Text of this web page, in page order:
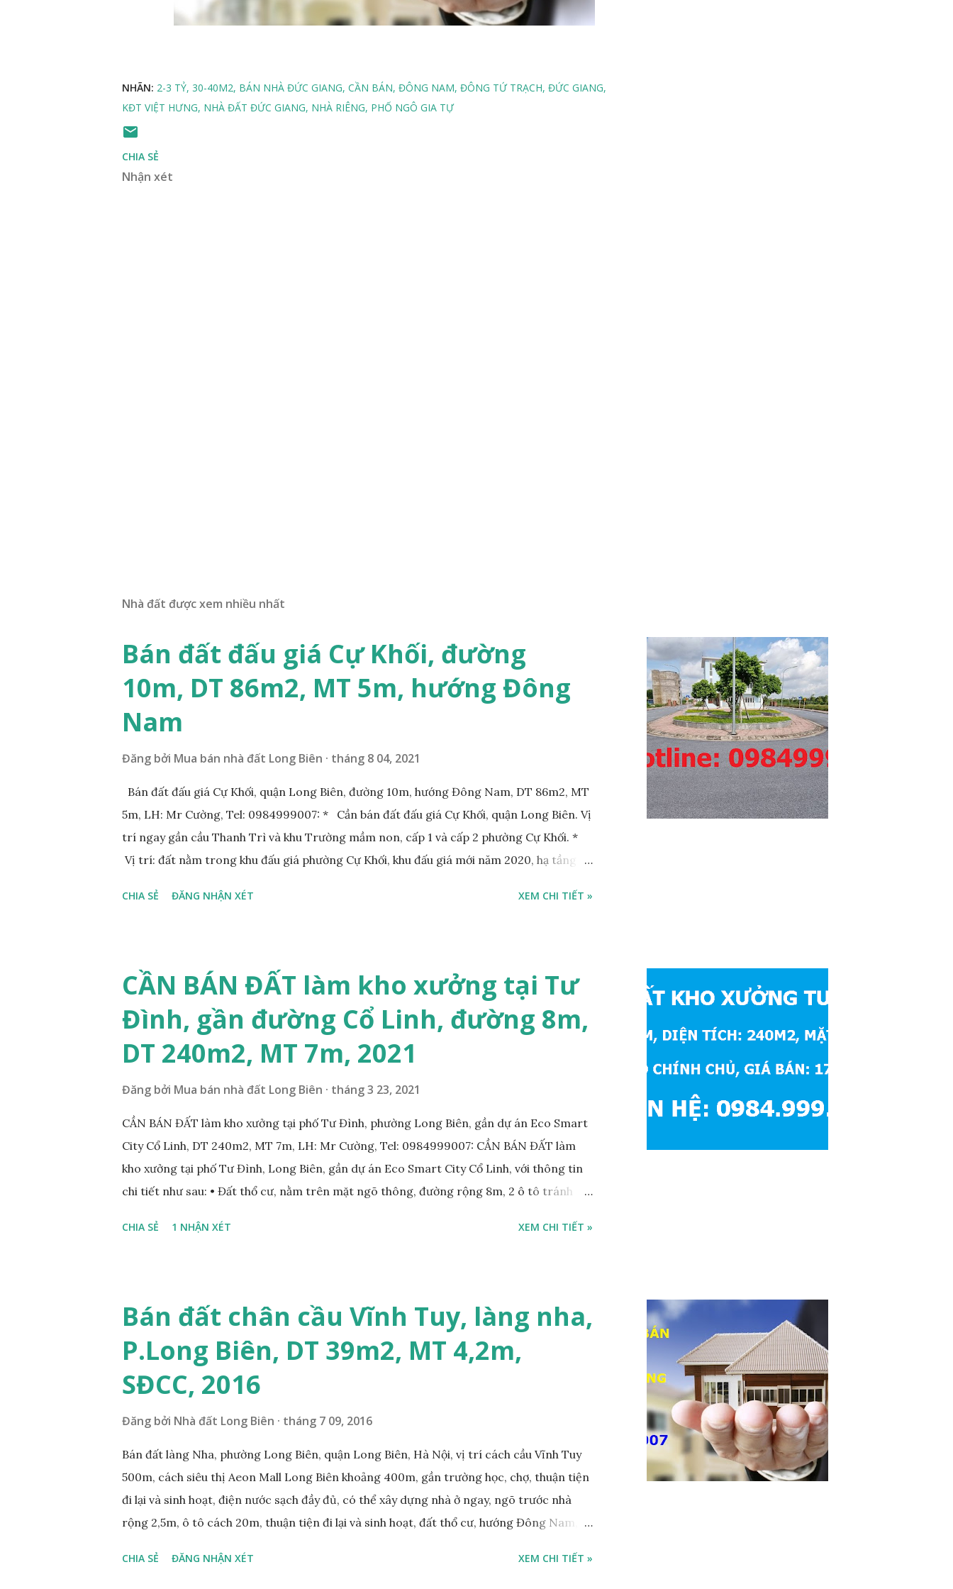
NHÃN: 2-3 TỶ 30-40M2 BÁN NHÀ ĐỨC GIANG CẦN BÁN ĐÔNG NAM ĐÔNG TỨ TRẠCH ĐỨC GIANG
KĐT VIỆT HƯNG NHÀ ĐẤT ĐỨC GIANG NHÀ RIÊNG PHỐ NGÔ GIA TỰ
CHIA SẺ
Nhận xét
Nhà đất được xem nhiều nhất
Bán đất đấu giá Cự Khối, đường
10m, DT 86m2, MT 5m, hướng Đông
Nam
Đăng bởi Mua bán nhà đất Long Biên tháng 8 04, 2021
Bán đất đấu giá Cự Khối, quận Long Biên, đường 10m, hướng Đông Nam, DT 86m2, MT
5m, LH: Mr Cường, Tel: 0984999007: * Cần bán đất đấu giá Cự Khối, quận Long Biên. Vị
trí ngay gần cầu Thanh Trì và khu Trường mầm non, cấp 1 và cấp 2 phường Cự Khối. *
Vị trí: đất nằm trong khu đấu giá phường Cự Khối, khu đấu giá mới năm 2020, hạ tầng
200m. Cách Trường cấp 2 Cự Khối khoảng 250m. Cách Trường Tiểu học Cự Khối khoảng
tương lai sẽ rất đẹp, lý tưởng để ở, văn phòng, hoặc xây căn hộ cho thuê… * Đất phân lô,
diện tích: 86m2, mặt tiền 5m, đường 10m và vỉa hè rộng 3m, hướng Đông Nam; * Pháp
lý: sổ đỏ chính chủ; * Giá bán: 6.15 tỷ, có thương lượng với khách thiện chí mua; Liên hệ:
Mr Cường, Tel: 0984999007...
CHIA SẺ ĐĂNG NHẬN XÉT XEM CHI TIẾT »
CẦN BÁN ĐẤT làm kho xưởng tại Tư
Đình, gần đường Cổ Linh, đường 8m,
DT 240m2, MT 7m, 2021
Đăng bởi Mua bán nhà đất Long Biên tháng 3 23, 2021
CẦN BÁN ĐẤT làm kho xưởng tại phố Tư Đình, phường Long Biên, gần dự án Eco Smart
City Cổ Linh, DT 240m2, MT 7m, LH: Mr Cường, Tel: 0984999007: CẦN BÁN ĐẤT làm
kho xưởng tại phố Tư Đình, Long Biên, gần dự án Eco Smart City Cổ Linh, với thông tin
chi tiết như sau: • Đất thổ cư, nằm trên mặt ngõ thông, đường rộng 8m, 2 ô tô tránh
Tiện để xây biệt thự, làm văn phòng công ty, làm kho xưởng, hoặc xây tòa nhà cho thuê;
nằm trên mặt ngõ phố Tư Đình, ngõ trước nhà rộng 8m, ngõ thông, ô tô tránh nhau; •
Cách mặt đường Cổ Linh khoảng 200m; • Cách dự án Eco Smart City Cổ Linh khoảng
250m; • Gần dự án khu biệt thự dự án Minh Tâm Tư Đình • Cách chân cầu Vĩnh Tuy và
siêu thị Aeon Mall Long Biên khoảng 500m; • Khu vực đông đúc dân cư, thuận tiện đi lại
và sinh hoạt; ...
CHIA SẺ 1 NHẬN XÉT XEM CHI TIẾT »
Bán đất chân cầu Vĩnh Tuy, làng nha,
P.Long Biên, DT 39m2, MT 4,2m,
SĐCC, 2016
Đăng bởi Nhà đất Long Biên tháng 7 09, 2016
Bán đất làng Nha, phường Long Biên, quận Long Biên, Hà Nội, vị trí cách cầu Vĩnh Tuy
500m, cách siêu thị Aeon Mall Long Biên khoảng 400m, gần trường học, chợ, thuận tiện
đi lại và sinh hoạt, điện nước sạch đầy đủ, có thể xây dựng nhà ở ngay, ngõ trước nhà
rộng 2,5m, ô tô cách 20m, thuận tiện đi lại và sinh hoạt, đất thổ cư, hướng Đông Nam,
0984999007 - 0915383393. Miễn trung gian & Quảng cáo trực tuyế.
CHIA SẺ ĐĂNG NHẬN XÉT XEM CHI TIẾT »